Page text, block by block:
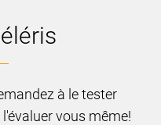
à le tester
vous même!